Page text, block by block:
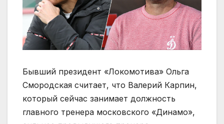
Бывший президент «Локомотива» Ольга
Смородская считает, что Валерий Карпин,
который сейчас занимает должность
главного тренера московского «Динамо»,